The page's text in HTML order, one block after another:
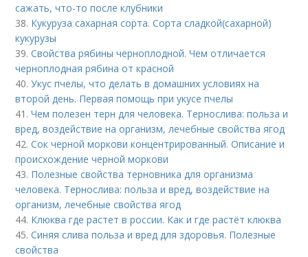
сажать, что-то после клубники
38. Кукуруза сахарная сорта. Сорта сладкой(сахарной)
кукурузы
39.Свойства рябины черноплодной. Чем отличается
черноплодная рябина от красной
40.Укус пчелы, что делать в домашних условиях на
второй день. Первая помощь при укусе пчелы
41.Чем полезен терн для человека. Тернослива: польза и
вред, воздействие на организм, лечебные свойства ягод
42.Сок черной моркови концентрированный. Описание и
происхождение черной моркови
43. Полезные свойства терновника для организма
человека. Тернослива: польза и вред, воздействие на
организм, лечебные свойства ягод
44. Клюква где растет в россии. Как и где растёт клюква
45.Синяя слива польза и вред для здоровья. Полезные
свойства